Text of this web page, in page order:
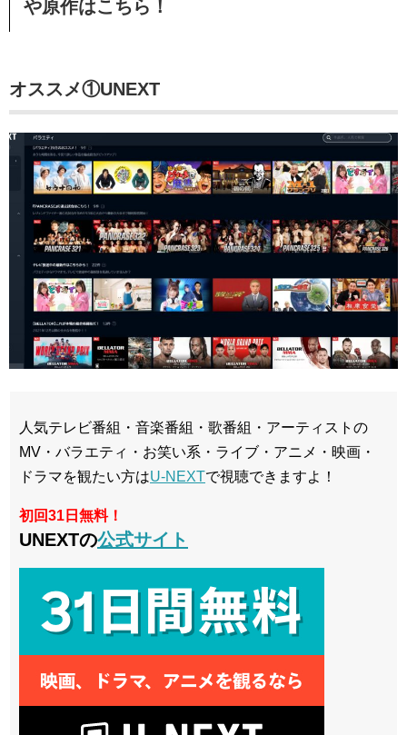
や原作はこちら！
オススメ①UNEXT
人気テレビ番組・音楽番組・歌番組・アーティストの
MV・バラエティ・お笑い系・ライブ・アニメ・映画・
ドラマを観たい方はU-NEXTで視聴できますよ！
初回31日無料！
UNEXTの公式サイト